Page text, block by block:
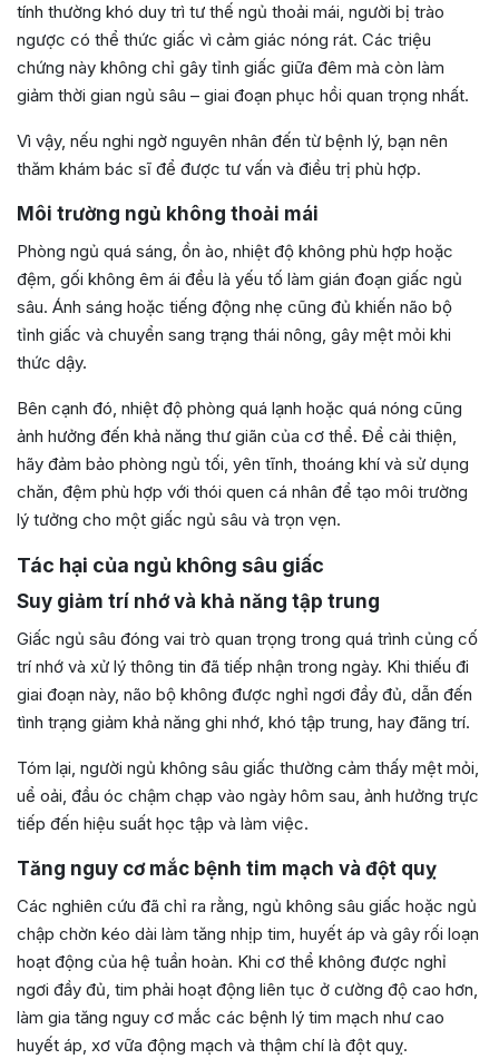
tính thường khó duy trì tư thế ngủ thoải mái, người bị trào
ngược có thể thức giấc vì cảm giác nóng rát. Các triệu
chứng này không chỉ gây tỉnh giấc giữa đêm mà còn làm
giảm thời gian ngủ sâu – giai đoạn phục hồi quan trọng nhất.
Vì vậy, nếu nghi ngờ nguyên nhân đến từ bệnh lý, bạn nên
thăm khám bác sĩ để được tư vấn và điều trị phù hợp.
Môi trường ngủ không thoải mái
Phòng ngủ quá sáng, ồn ào, nhiệt độ không phù hợp hoặc
đệm, gối không êm ái đều là yếu tố làm gián đoạn giấc ngủ
sâu. Ánh sáng hoặc tiếng động nhẹ cũng đủ khiến não bộ
tỉnh giấc và chuyển sang trạng thái nông, gây mệt mỏi khi
thức dậy.
Bên cạnh đó, nhiệt độ phòng quá lạnh hoặc quá nóng cũng
ảnh hưởng đến khả năng thư giãn của cơ thể. Để cải thiện,
hãy đảm bảo phòng ngủ tối, yên tĩnh, thoáng khí và sử dụng
chăn, đệm phù hợp với thói quen cá nhân để tạo môi trường
lý tưởng cho một giấc ngủ sâu và trọn vẹn.
Tác hại của ngủ không sâu giấc
Suy giảm trí nhớ và khả năng tập trung
Giấc ngủ sâu đóng vai trò quan trọng trong quá trình củng cố
trí nhớ và xử lý thông tin đã tiếp nhận trong ngày. Khi thiếu đi
giai đoạn này, não bộ không được nghỉ ngơi đầy đủ, dẫn đến
tình trạng giảm khả năng ghi nhớ, khó tập trung, hay đãng trí.
Tóm lại, người ngủ không sâu giấc thường cảm thấy mệt mỏi,
uể oải, đầu óc chậm chạp vào ngày hôm sau, ảnh hưởng trực
tiếp đến hiệu suất học tập và làm việc.
Tăng nguy cơ mắc bệnh tim mạch và đột quỵ
Các nghiên cứu đã chỉ ra rằng, ngủ không sâu giấc hoặc ngủ
chập chờn kéo dài làm tăng nhịp tim, huyết áp và gây rối loạn
hoạt động của hệ tuần hoàn. Khi cơ thể không được nghỉ
ngơi đầy đủ, tim phải hoạt động liên tục ở cường độ cao hơn,
làm gia tăng nguy cơ mắc các bệnh lý tim mạch như cao
huyết áp, xơ vữa động mạch và thậm chí là đột quỵ.